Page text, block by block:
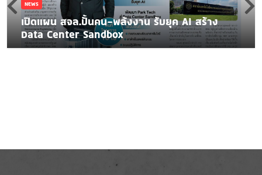
NEWS
เปิดแผน สจล.ปั้นคน-พลังงาน รับยุค AI สร้าง
Data Center Sandbox